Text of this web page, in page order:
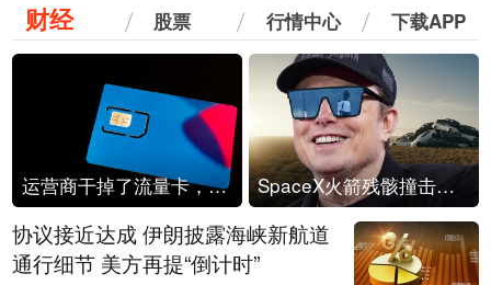
财经 股票 行情中心 下载APP
运营商干掉了流量卡，他们真的玩不起了 SpaceX火箭残骸撞击月球
协议接近达成 伊朗披露海峡新航道
通行细节 美方再提“倒计时”